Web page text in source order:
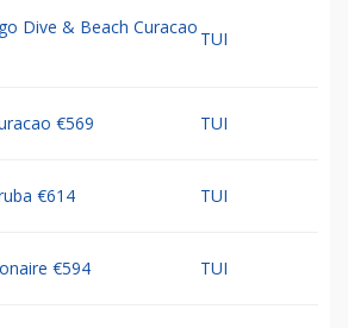
Dive & Beach Curacao
TUI
€569 TUI
€614 TUI
€594 TUI